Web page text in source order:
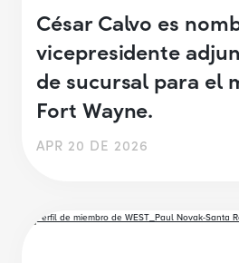
César Calvo es
vicepresidente
de sucursal para el
Fort Wayne.
APR 20 DE 2026